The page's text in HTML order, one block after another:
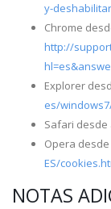
y-
Chrome
http://
Explorer
es/
Safari desde
Opera
ES/
NOTAS